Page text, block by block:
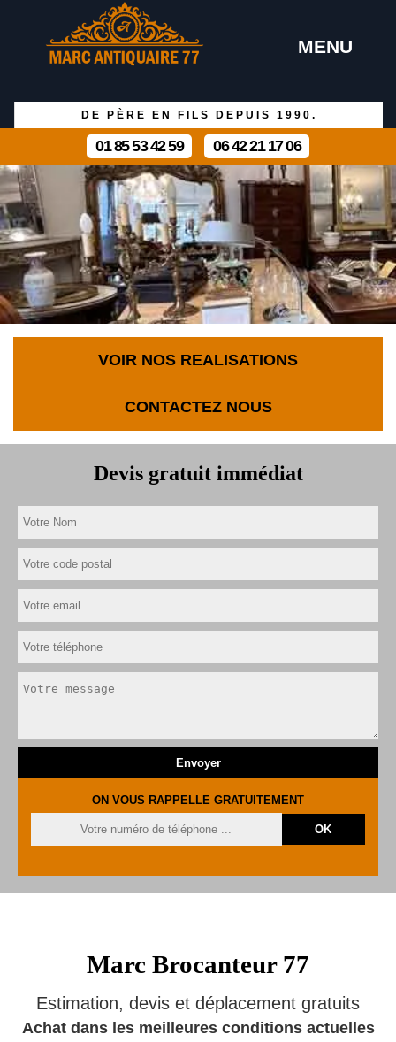
MENU
DE PÈRE EN FILS DEPUIS 1990.
01 85 53 42 59 06 42 21 17 06
VOIR NOS REALISATIONS
CONTACTEZ NOUS
Devis gratuit immédiat
ON VOUS RAPPELLE GRATUITEMENT
Marc Brocanteur 77
Estimation, devis et déplacement gratuits
Achat dans les meilleures conditions actuelles